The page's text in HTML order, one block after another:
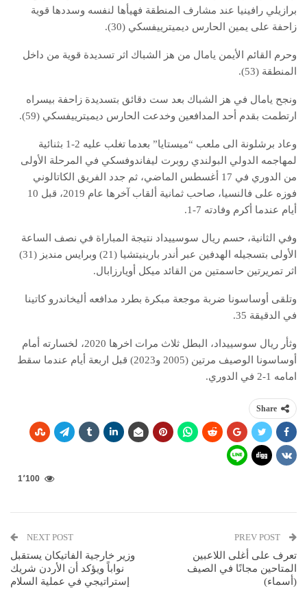
برازيلي رافينيا عند مشارف المنطقة فهيأها لنفسه وسددها قوية
زاحفة على يمين الحارس ديميترييفسكي (30).
وحرم القائم الأيمن يامال من هز الشباك اثر تسديدة قوية من داخل
المنطقة (53).
ونجح يامال في هز الشباك بعد ست دقائق بتسديدة زاحفة بيسراه
ارتطمت بقدم أحد المدافعين وخدعت الحارس ديميترييفسكي (59).
وعاد برشلونة الى ملعب “ميستايا” بعدما تغلب عليه 2-1 بثنائية
لمهاجمه الدولي البولندي روبرت ليفاندوفسكي في المرحلة الأولى
من الدوري في 17 أغسطس الماضي، ثم جدد الفريق الكاتالوني
فوزه على فالنسيا، صاحب ثمانية ألقاب آخرها عام 2019، قبل 10
أيام عندما أكرم وفادته 7-1.
وفي الثانية، حسم ريال سوسييداد نتيجة المباراة في نصف الساعة
الأولى بتسجيله الهدفين عبر أندر بارينيتشيا (21) وبرايس منديز (31)
اثر تمريرتين حاسمتين من القائد ميكل أويارزابال.
وتلقى أوساسونا ضربة موجعة مبكرة بطرد مدافعه أليخاندرو كاتينا
في الدقيقة 35.
وثأر ريال سوسييداد، البطل ثلاث مرات اخرها 2020، لخسارته أمام
أوساسونا الوصيف مرتين (2005 و2023) قبل اربعة أيام عندما سقط
امامه 1-2 في الدوري.
Share
1٬100
تعرف على أغلى اللاعبين
المتاحين مجانًا في الصيف
(أسماء)
NEXT POST
وزير خارجية الفاتيكان يستقبل
نواباً ويؤكد أن الأردن شريك
إستراتيجي في عملية السلام